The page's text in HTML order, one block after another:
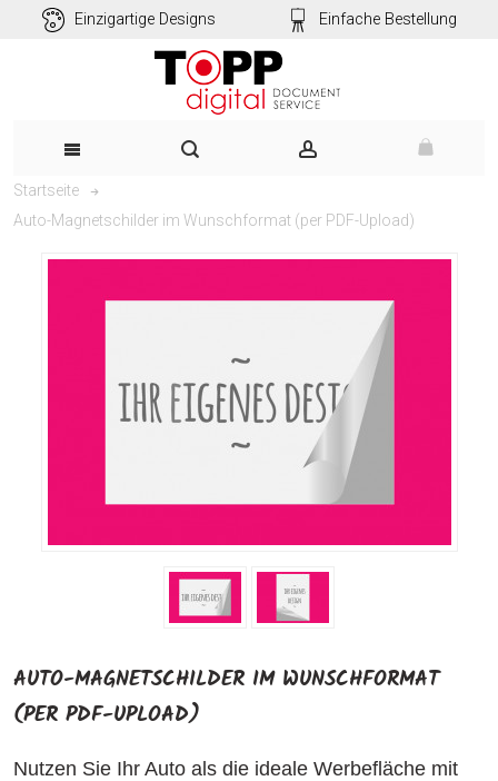
Einzigartige Designs Einfache Bestellung
Startseite
Auto-Magnetschilder im Wunschformat (per PDF-Upload)
AUTO-MAGNETSCHILDER IM WUNSCHFORMAT
(PER PDF-UPLOAD)
Nutzen Sie Ihr Auto als die ideale Werbefläche mit